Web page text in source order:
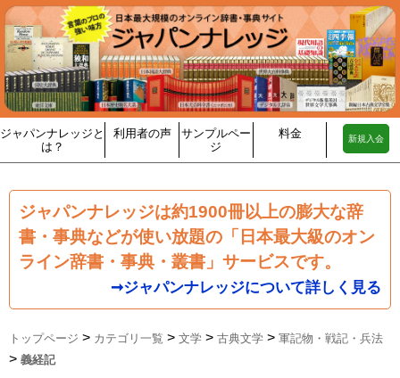
ジャパンナレッジと
は？
利用者の声
サンプルペー
ジ
料金 新規入会
ジャパンナレッジは約1900冊以上の膨大な辞
書・事典などが使い放題の「日本最大級のオン
ライン辞書・事典・叢書」サービスです。
➞ジャパンナレッジについて詳しく見る
トップページ > カテゴリ一覧 > 文学 > 古典文学 > 軍記物・戦記・兵法
> 義経記